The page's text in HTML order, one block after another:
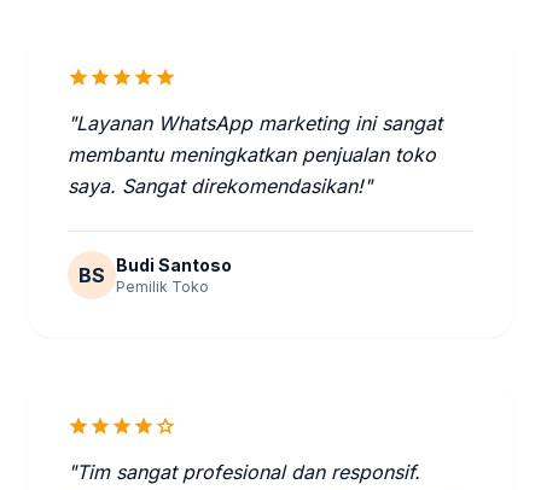
starstarstarstarstar
"Layanan WhatsApp marketing ini sangat
membantu meningkatkan penjualan toko
saya. Sangat direkomendasikan!"
BS Budi Santoso
Pemilik Toko
starstarstarstarstar
"Tim sangat profesional dan responsif.